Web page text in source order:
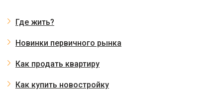
Где жить?
Новинки первичного рынка
Как продать квартиру
Как купить новостройку